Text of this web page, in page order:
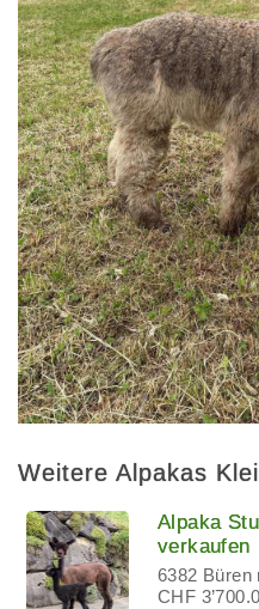
Weitere Alpakas
Alpaka
verkaufen
6382 Büren
CHF